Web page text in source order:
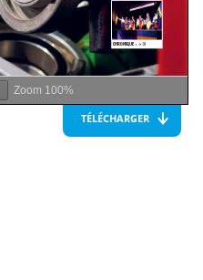
Zoom 100%
TÉLÉCHARGER